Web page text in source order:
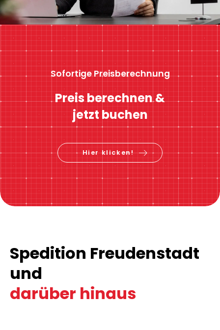
Sofortige Preisberechnung
Preis berechnen &
jetzt buchen
Hier klicken!
Spedition Freudenstadt
und
darüber hinaus